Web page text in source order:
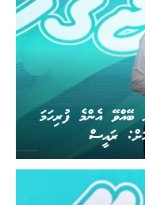
އެންމެ ފުރިހަމަ
ރައީސް